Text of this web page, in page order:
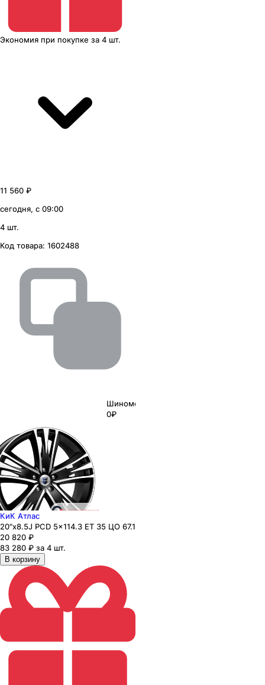
Экономия при покупке за 4 шт.
11 560 ₽
сегодня, с 09:00
4 шт.
Код товара: 1602488
Шиномонтаж
0₽
КиК Атлас
20"x8.5J PCD 5x114.3 ЕТ 35 ЦО 67.1
20 820 ₽
83 280 ₽ за 4 шт.
В корзину